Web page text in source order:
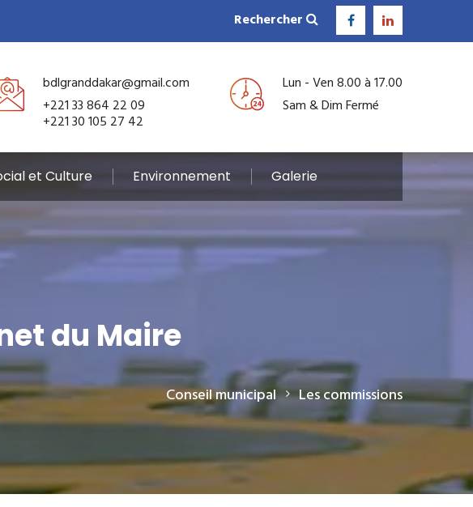
Rechercher
bdlgranddakar@gmail.com
+221 33 864 22 09
+221 30 105 27 42
Lun - Ven 8.00 à 17.00
Sam & Dim Fermé
et Culture Environnement Galerie
du Maire
Conseil municipal Les commissions